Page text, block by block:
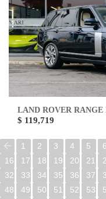
LAND ROVER RANGE
$ 119,719
1 2 3 4 5 6
16
17 18 19 20 21
32
33 34 35 36 37
48
49 50 51 52 53